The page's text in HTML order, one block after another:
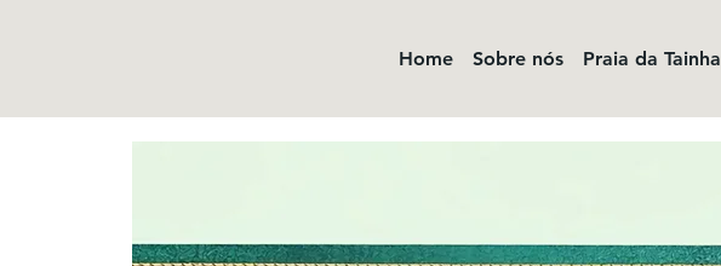
Home Sobre nós Praia da Tainha